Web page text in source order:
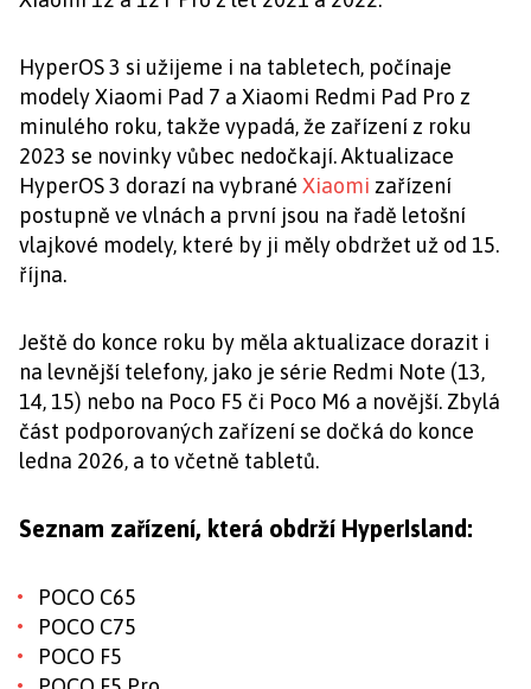
HyperOS 3 si užijeme i na tabletech, počínaje
modely Xiaomi Pad 7 a Xiaomi Redmi Pad Pro z
minulého roku, takže vypadá, že zařízení z roku
2023 se novinky vůbec nedočkají. Aktualizace
HyperOS 3 dorazí na vybrané Xiaomi zařízení
postupně ve vlnách a první jsou na řadě letošní
vlajkové modely, které by ji měly obdržet už od 15.
října.
Ještě do konce roku by měla aktualizace dorazit i
na levnější telefony, jako je série Redmi Note (13,
14, 15) nebo na Poco F5 či Poco M6 a novější. Zbylá
část podporovaných zařízení se dočká do konce
ledna 2026, a to včetně tabletů.
Seznam zařízení, která obdrží HyperIsland:
POCO C65
POCO C75
POCO F5